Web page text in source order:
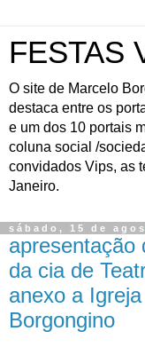
FESTAS
O site de Marcelo
destaca entre os
e um dos 10 portais
coluna social /
convidados Vips, as
Janeiro.
sábado, 15 de
apresentação
da cia de
anexo a
Borgongino